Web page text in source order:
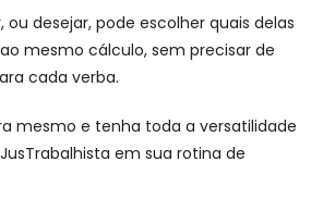
ou desejar, pode escolher quais delas
mesmo cálculo, sem precisar de
cada verba.
mesmo e tenha toda a versatilidade
em sua rotina de